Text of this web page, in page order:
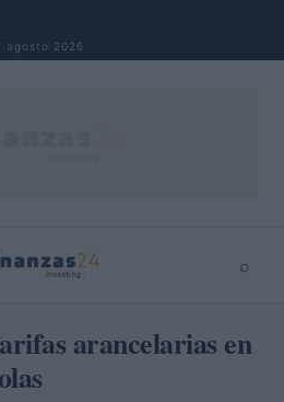
agosto 2026
⌕
⌕ ×
arancelarias en